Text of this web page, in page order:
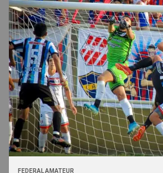
FEDERAL AMATEUR